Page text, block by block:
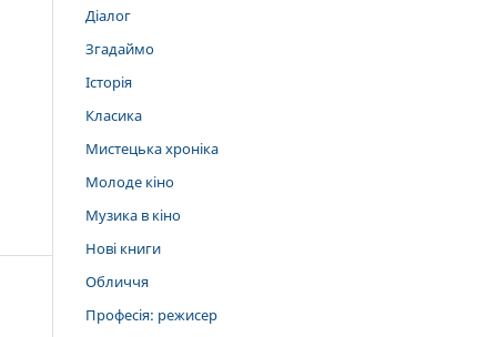
Діалог
Згадаймо
Історія
Класика
Мистецька хроніка
Молоде кіно
Музика в кіно
Нові книги
Обличчя
Професія: режисер